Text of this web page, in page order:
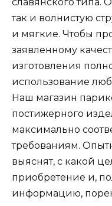
так и волнистую
и мягкие. Чтобы
заявленному
изготовления
использование
Наш магазин
постижерного
максимально
требованиям.
выяснят, с какой
приобретение и,
информацию,